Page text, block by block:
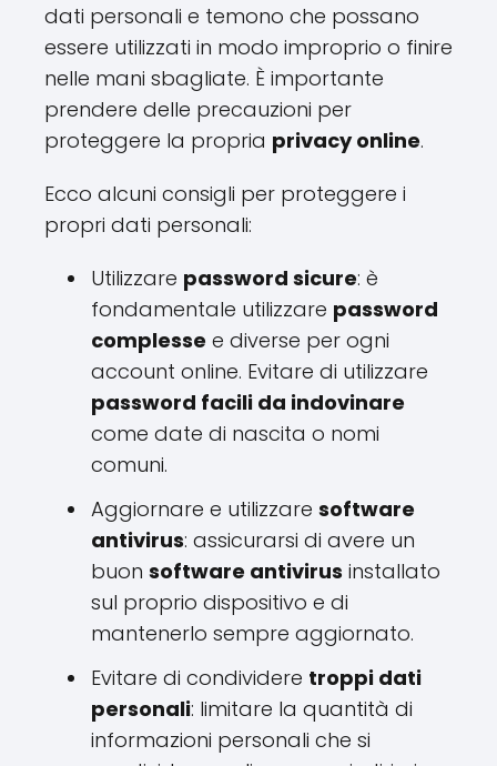
dati personali e temono che possano
essere utilizzati in modo improprio o finire
nelle mani sbagliate. È importante
prendere delle precauzioni per
proteggere la propria privacy online.
Ecco alcuni consigli per proteggere i
propri dati personali:
Utilizzare password sicure: è
fondamentale utilizzare password
complesse e diverse per ogni
account online. Evitare di utilizzare
password facili da indovinare
come date di nascita o nomi
comuni.
Aggiornare e utilizzare software
antivirus: assicurarsi di avere un
buon software antivirus installato
sul proprio dispositivo e di
mantenerlo sempre aggiornato.
Evitare di condividere troppi dati
personali: limitare la quantità di
informazioni personali che si